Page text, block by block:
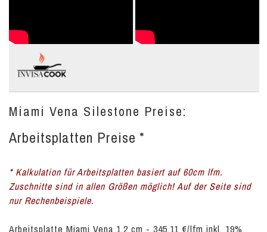
Miami Vena Silestone Preise:
Arbeitsplatten Preise *
* Kalkulation für Arbeitsplatten basiert auf 60cm lfm.
Zuschnitte sind in allen Größen möglich! Auf der Seite sind
nur Rechenbeispiele.
Arbeitsplatte Miami Vena 1,2 cm - 345.11 €/lfm inkl. 19%